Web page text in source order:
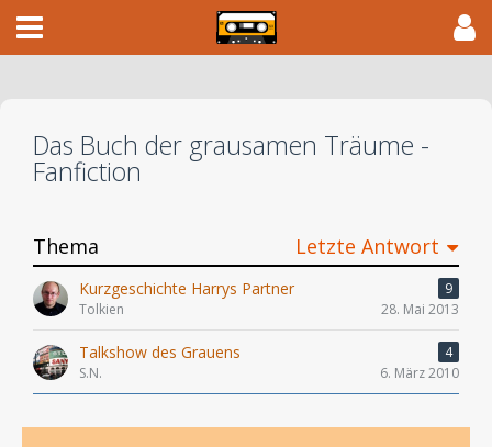
Das Buch der grausamen Träume -
Fanfiction
Thema Letzte Antwort
Kurzgeschichte Harrys Partner
9
Tolkien
28. Mai 2013
Talkshow des Grauens
4
S.N.
6. März 2010